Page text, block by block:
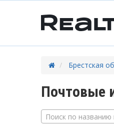
Брестская
Почтовые
Поиск по названию